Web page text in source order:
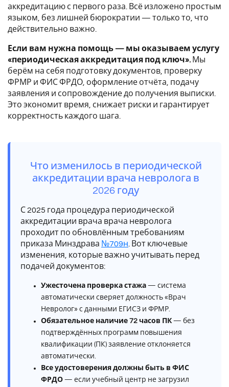
аккредитацию с первого раза. Всё изложено простым
языком, без лишней бюрократии — только то, что
действительно важно.
Если вам нужна помощь — мы оказываем услугу
«периодическая аккредитация под ключ». Мы
берём на себя подготовку документов, проверку
ФРМР и ФИС ФРДО, оформление отчёта, подачу
заявления и сопровождение до получения выписки.
Это экономит время, снижает риски и гарантирует
корректность каждого шага.
Что изменилось в периодической
аккредитации врача невролога в
2026 году
С 2025 года процедура периодической
аккредитации врача врача невролога
проходит по обновлённым требованиям
приказа Минздрава №709н . Вот ключевые
изменения, которые важно учитывать перед
подачей документов:
Ужесточена проверка стажа — система
автоматически сверяет должность «Врач
Невролог» с данными ЕГИСЗ и ФРМР.
Обязательное наличие 72 часов ПК — без
подтверждённых программ повышения
квалификации (ПК) заявление отклоняется
автоматически.
Все удостоверения должны быть в ФИС
ФРДО — если учебный центр не загрузил